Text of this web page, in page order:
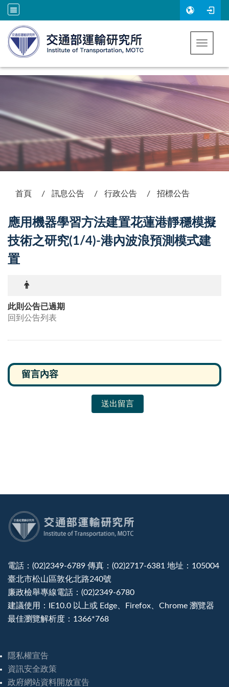
跳到主要內容
Toggle
首頁 訊息公告 行政公告 招標公告
應用機器學習方法建置花蓮港靜穩模擬
技術之研究(1/4)-港內波浪預測模式建
置
此則公告已過期
回到公告列表
送出留言
電話：(02)2349-6789 傳真：(02)2717-6381 地址：105004
臺北市松山區敦化北路240號
廉政檢舉專線電話：(02)2349-6780
建議使用：IE10.0 以上或 Edge、Firefox、Chrome 瀏覽器
最佳瀏覽解析度：1366*768
隱私權宣告
資訊安全政策
政府網站資料開放宣告